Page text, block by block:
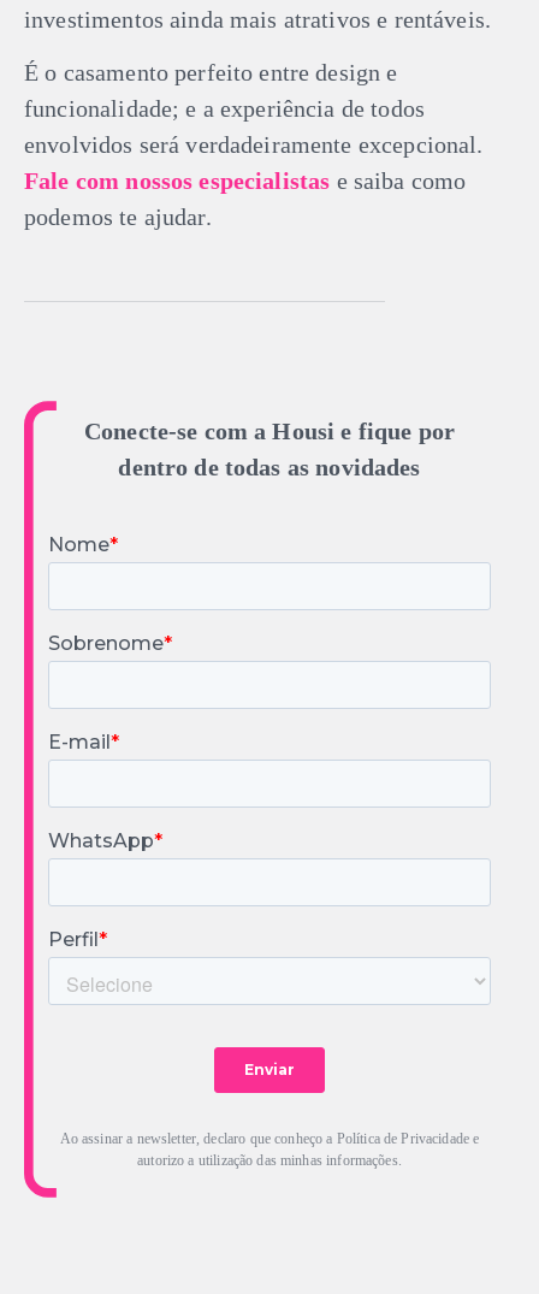
investimentos ainda mais atrativos e rentáveis.
É o casamento perfeito entre design e
funcionalidade; e a experiência de todos
envolvidos será verdadeiramente excepcional.
Fale com nossos especialistas e saiba como
podemos te ajudar.
Conecte-se com a Housi e fique por
dentro de todas as novidades
Ao assinar a newsletter, declaro que conheço a Política de Privacidade e
autorizo a utilização das minhas informações.